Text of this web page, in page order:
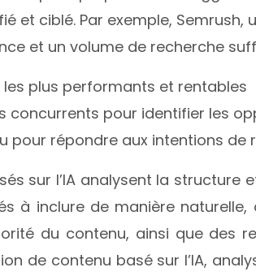
et ciblé. Par exemple, Semrush,
et un volume de recherche
plus performants et rentables
concurrents pour identifier les
pour répondre aux intentions de
sur l’IA analysent la
à inclure de manière
du contenu, ainsi que des
de contenu basé sur l’IA,